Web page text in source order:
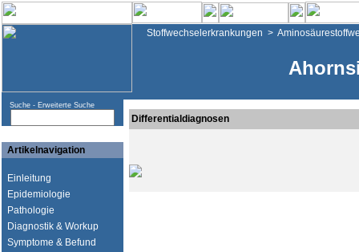
Stoffwechselerkrankungen >
Suche - Erweiterte Suche
Artikelnavigation
Einleitung
Epidemiologie
Pathologie
Diagnostik & Workup
Symptome & Befund
Differentialdiagnosen